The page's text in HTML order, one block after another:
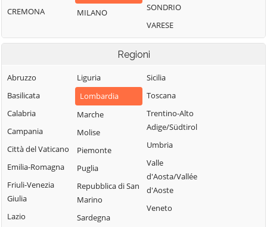
Castellucchio
Curtatone
Gazoldo degli
Ippoliti
Pegognaga
Poggio Rusco
Ponti sul Mincio
Porto
Mantovano
Quingentole
Quistello
dall'Argine
Schivenoglia
Sermide e
Felonica
Serravalle a Po
Solferino
Sustinente
Suzzara
Viadana
Villimpenta
Volta Mantovana
CREMONA
MILANO
SONDRIO
VARESE
Regioni
Abruzzo
Basilicata
Calabria
Campania
Città del Vaticano
Emilia-Romagna
Friuli-Venezia
Giulia
Lazio
Liguria
Lombardia
Marche
Molise
Piemonte
Puglia
Repubblica di San
Marino
Sardegna
Sicilia
Toscana
Trentino-Alto
Adige/Südtirol
Umbria
Valle
d'Aosta/Vallée
d'Aoste
Veneto